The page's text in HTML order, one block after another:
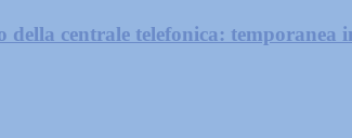
della centrale telefonica: temporanea